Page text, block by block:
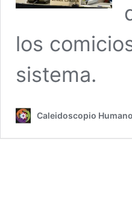
los
sistema.
Caleidoscopio Humano